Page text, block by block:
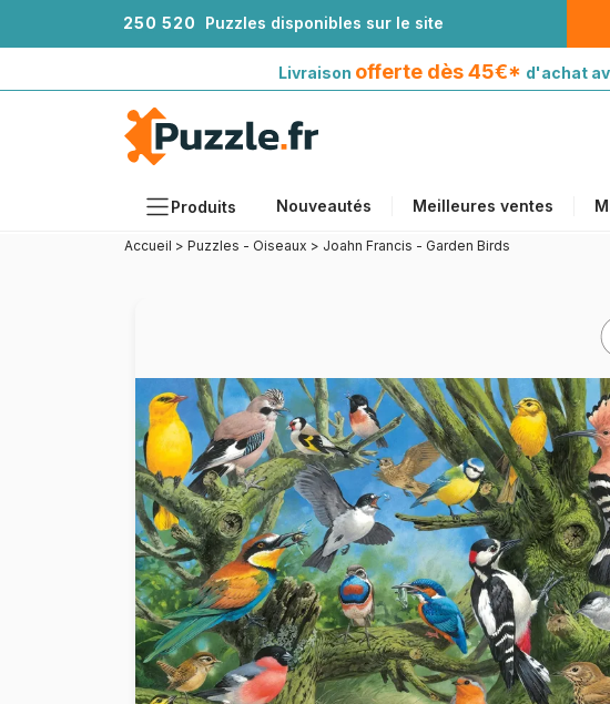
250 520 Puzzles disponibles sur le site
Livraison offerte dès 45€* d'achat
Produits Nouveautés Meilleures ventes
Âges
Artistes
Accessoires
Puzzles en bois
Peinture au numéro
avec Mondial Relay
Accueil > Puzzles - Oiseaux > Joahn Francis - Garden Birds